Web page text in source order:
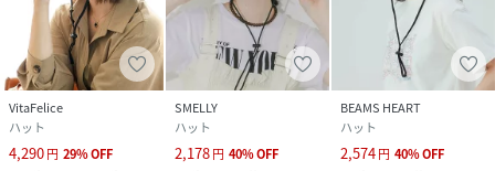
VitaFelice
ハット
4,290円 29%OFF
SMELLY
ハット
2,178円 40%OFF
BEAMS HEART
ハット
2,574円 40%OFF